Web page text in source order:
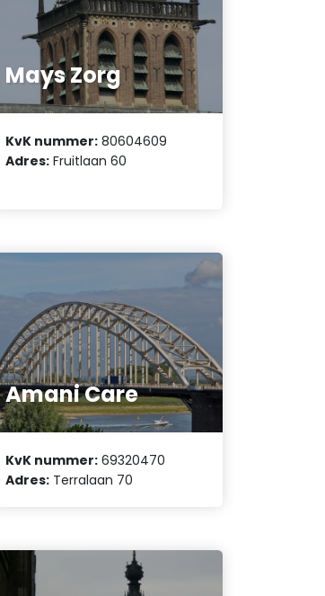
Mays Zorg
KvK nummer: 80604609
Adres: Fruitlaan 60
Amani Care
KvK nummer: 69320470
Adres: Terralaan 70